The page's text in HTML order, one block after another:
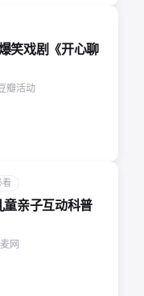
笑戏剧《开心聊
瓣活动
看
亲子互动科普
网